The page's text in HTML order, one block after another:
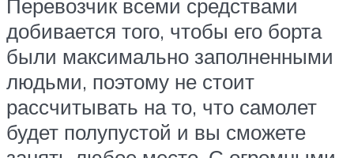
Перевозчик всеми средствами
добивается того, чтобы его борта
были максимально заполненными
людьми, поэтому не стоит
рассчитывать на то, что самолет
будет полупустой и вы сможете